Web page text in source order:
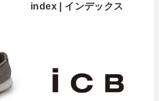
index | インデックス